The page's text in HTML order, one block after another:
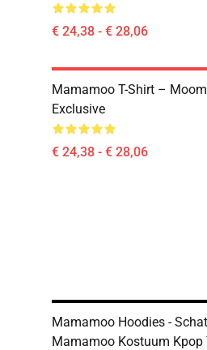
€ 24,38 - € 28,06
Mamamoo T-Shirt –
Exclusive
€ 24,38 - € 28,06
Mamamoo Hoodies -
Mamamoo Kostuum Kpop